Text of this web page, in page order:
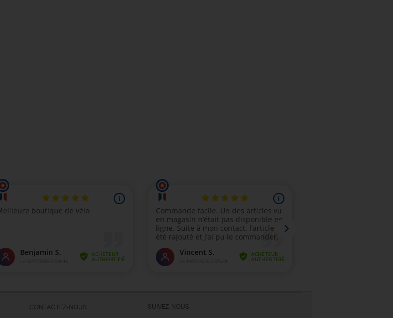
CONTACTEZ-NOUS SUIVEZ-NOUS